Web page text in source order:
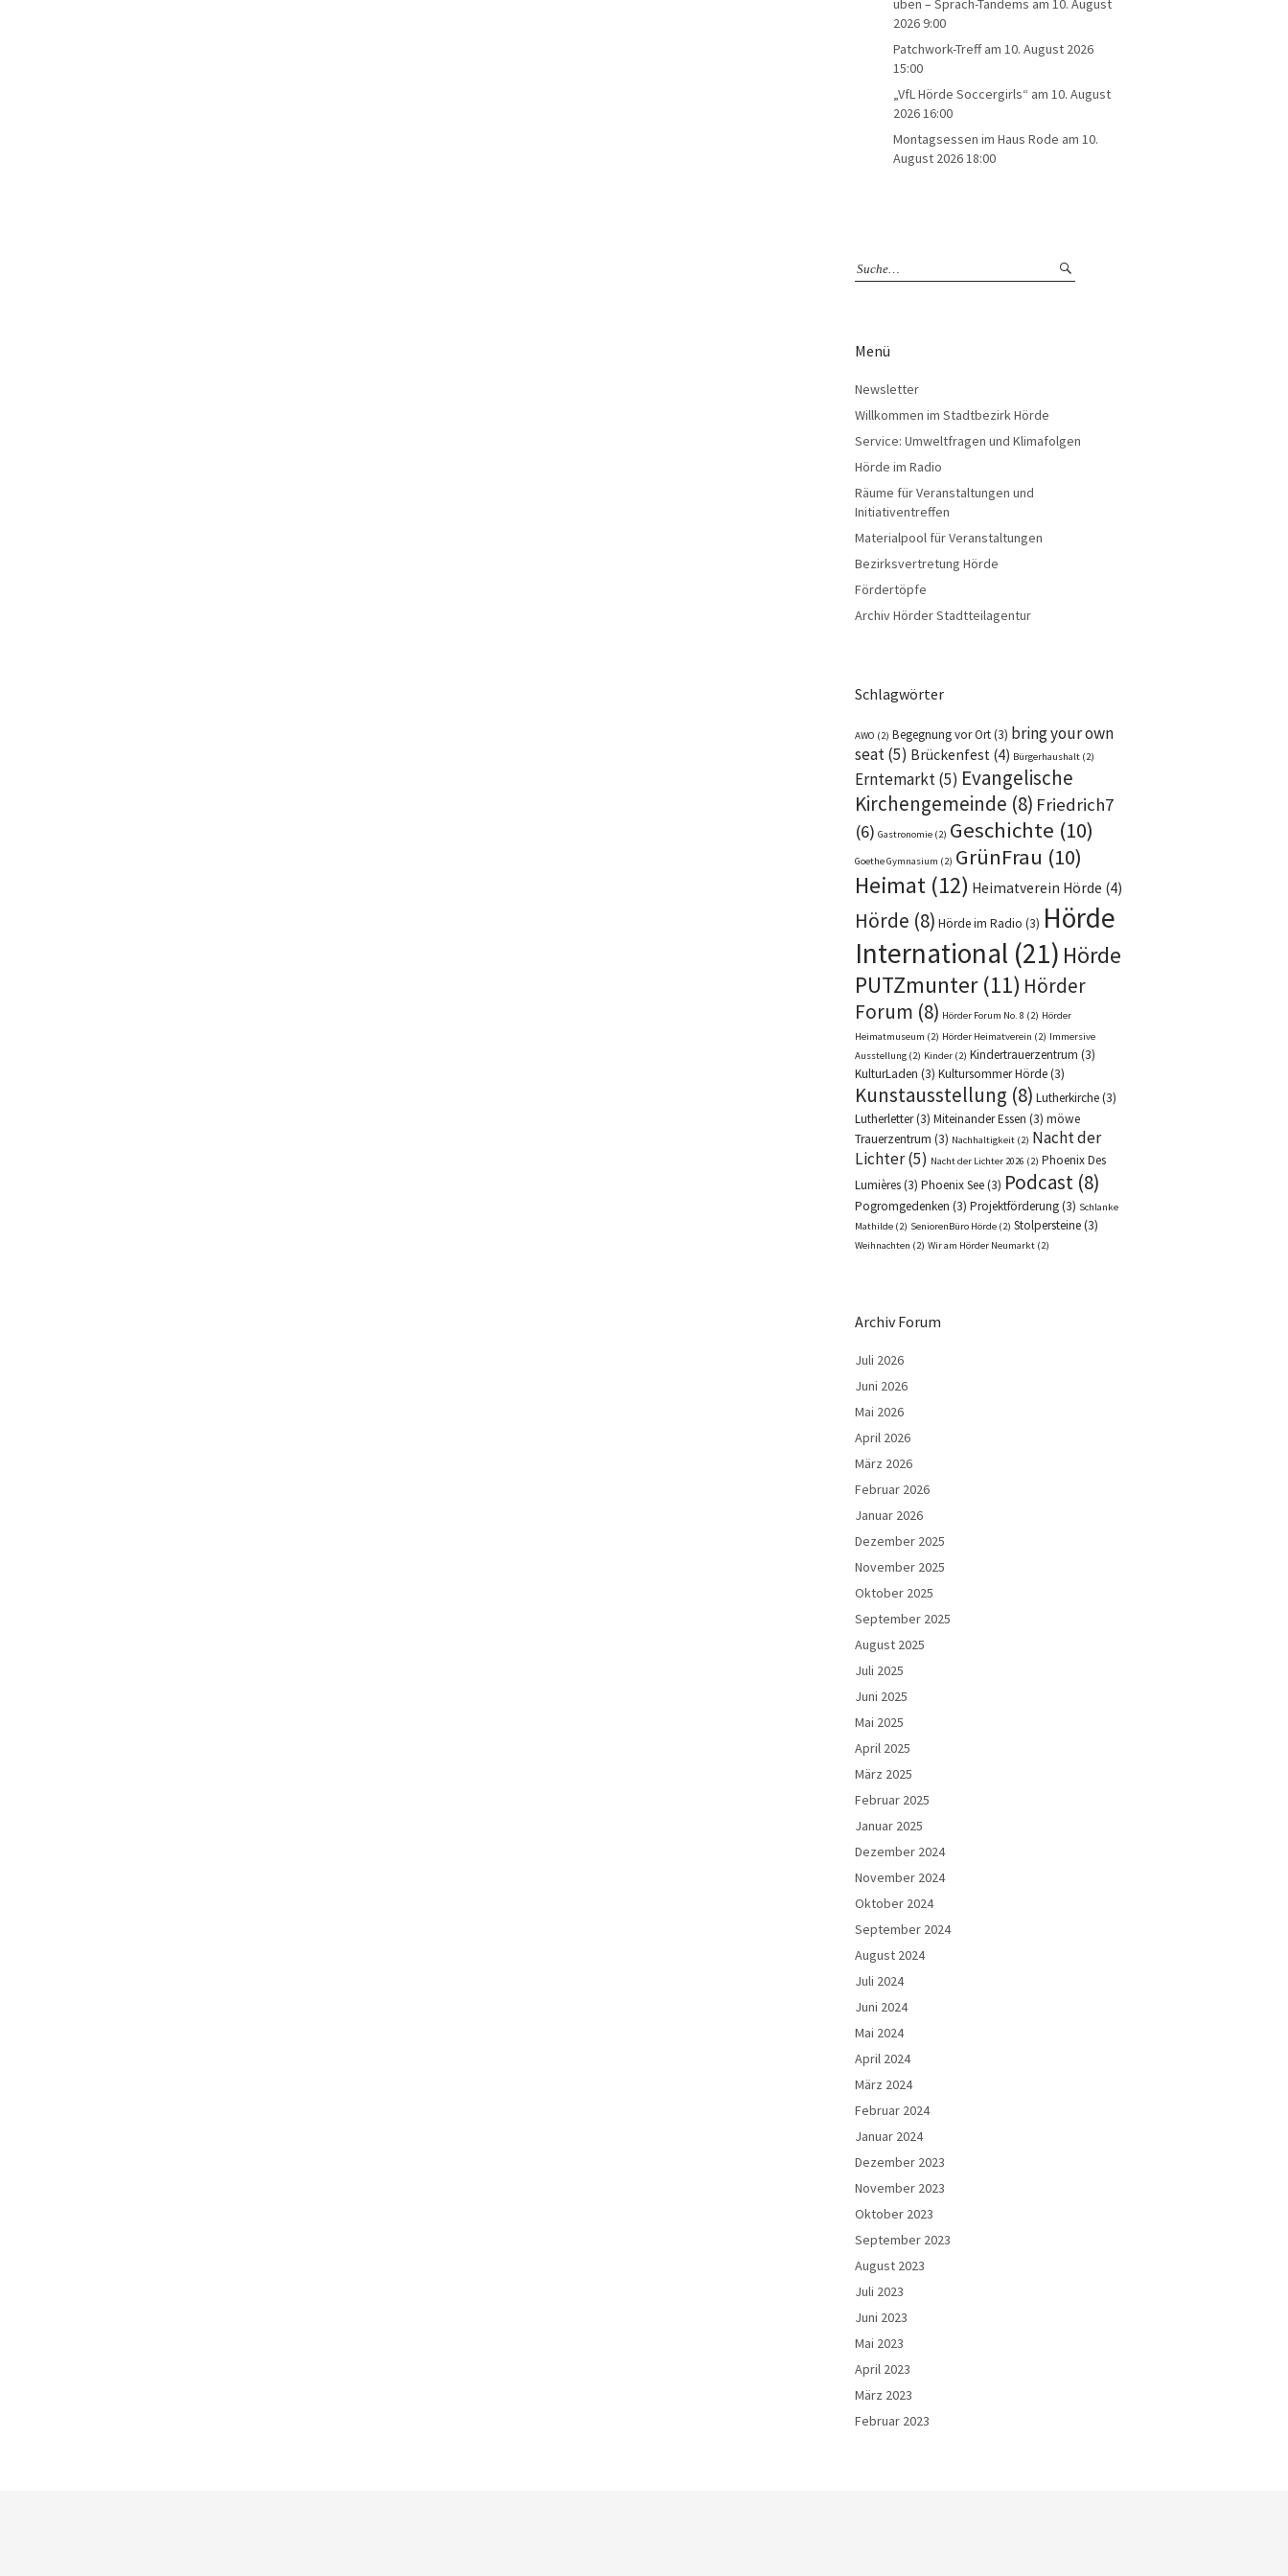
üben – Sprach-Tandems am 10. August
2026 9:00
Patchwork-Treffam 10. August 2026
15:00
„VfL Hörde Soccergirls“ am 10. August
2026 16:00
Montagsessen im Haus Rode am 10.
August 2026 18:00
Menü
Newsletter
Willkommen im Stadtbezirk Hörde
Service: Umweltfragen und Klimafolgen
Hörde im Radio
Räume für Veranstaltungen und
Initiativentreffen
Materialpool für Veranstaltungen
Bezirksvertretung Hörde
Fördertöpfe
Archiv Hörder Stadtteilagentur
Schlagwörter
AWO (2) Begegnung vor Ort(3) bring your own
seat(5) Brückenfest (4) Bürgerhaushalt (2)
Erntemarkt(5) Evangelische
Kirchengemeinde (8) Friedrich7
(6) Gastronomie (2) Geschichte (10)
Goethe Gymnasium (2) GrünFrau (10)
Heimat (12) Heimatverein Hörde (4)
Hörde (8) Hörde im Radio (3) Hörde
International (21) Hörde
PUTZmunter(11) Hörder
Forum (8) Hörder Forum No. 8 (2) Hörder
Heimatmuseum (2) Hörder Heimatverein (2) Immersive
Ausstellung (2) Kinder (2) Kindertrauerzentrum (3)
KulturLaden (3) Kultursommer Hörde(3)
Kunstausstellung (8) Lutherkirche(3)
Lutherletter(3) Miteinander Essen (3) möwe
Trauerzentrum (3) Nachhaltigkeit (2) Nacht der
Lichter(5) Nacht der Lichter 2026 (2) Phoenix Des
Lumières(3) Phoenix See(3) Podcast (8)
Pogromgedenken (3) Projektförderung(3) Schlanke
Mathilde (2) SeniorenBüro Hörde (2) Stolpersteine(3)
Weihnachten (2) Wir am Hörder Neumarkt (2)
Archiv Forum
Juli 2026
Juni 2026
Mai 2026
April 2026
März 2026
Februar 2026
Januar 2026
Dezember 2025
November 2025
Oktober 2025
September 2025
August 2025
Juli 2025
Juni 2025
Mai 2025
April 2025
März 2025
Februar 2025
Januar 2025
Dezember 2024
November 2024
Oktober 2024
September 2024
August 2024
Juli 2024
Juni 2024
Mai 2024
April 2024
März 2024
Februar 2024
Januar 2024
Dezember 2023
November 2023
Oktober 2023
September 2023
August 2023
Juli 2023
Juni 2023
Mai 2023
April 2023
März 2023
Februar 2023